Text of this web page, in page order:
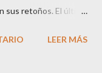
sus retoños. El último
una semana. El top
LEER MÁS